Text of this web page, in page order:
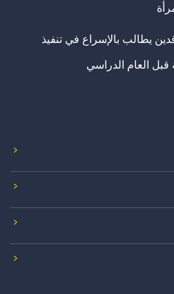
يطالب بالإسراع في تنفيذ
العام الدراسي